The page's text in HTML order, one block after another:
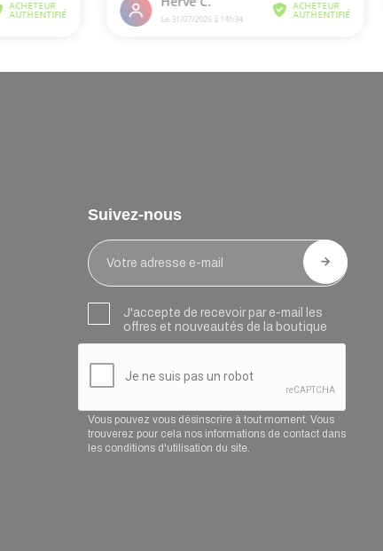
Suivez-nous
J'accepte de recevoir par e-mail les
offres et nouveautés de la boutique
Vous pouvez vous désinscrire à tout moment. Vous
trouverez pour cela nos informations de contact dans
les conditions d'utilisation du site.